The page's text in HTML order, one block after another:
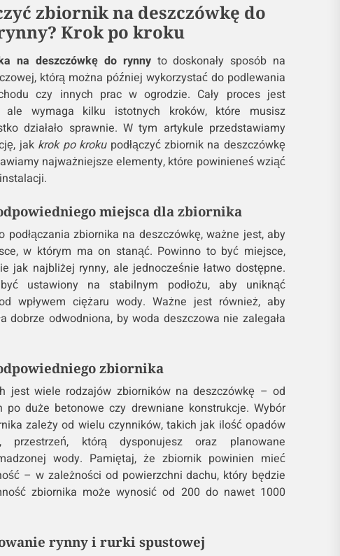
zbiornik na deszczówkę do
Krok po kroku
na deszczówkę do rynnyto doskonały sposób na
którą można później wykorzystać do podlewania
czy innych prac w ogrodzie. Cały proces jest
ale wymaga kilku istotnych kroków, które musisz
działało sprawnie. W tym artykule przedstawiamy
jak krok po krokupodłączyć zbiornik na deszczówkę
najważniejsze elementy, które powinieneś wziąć
miejsca dla zbiornika
podłączania zbiornika na deszczówkę, ważne jest, aby
w którym ma on stanąć. Powinno to być miejsce,
jak najbliżej rynny, ale jednocześnie łatwo dostępne.
ustawiony na stabilnym podłożu, aby uniknąć
wpływem ciężaru wody. Ważne jest również, aby
dobrze odwodniona, by woda deszczowa nie zalegała
zbiornika
jest wiele rodzajów zbiorników na deszczówkę – od
po duże betonowe czy drewniane konstrukcje. Wybór
zależy od wielu czynników, takich jak ilość opadów
którą dysponujesz oraz planowane
wody. Pamiętaj, że zbiornik powinien mieć
– w zależności od powierzchni dachu, który będzie
zbiornika może wynosić od 200 do nawet 1000
rynny i rurki spustowej